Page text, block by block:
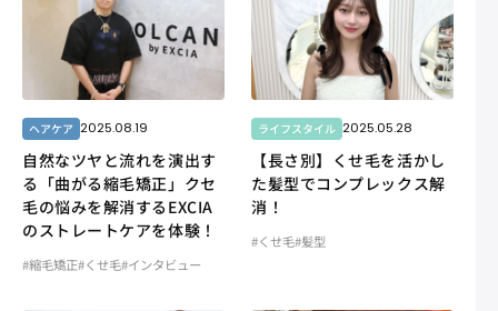
ヘアケア 2025.08.19
自然なツヤと流れを演出す
る「曲がる縮毛矯正」クセ
毛の悩みを解消するEXCIA
のストレートケアを体験！
#縮毛矯正#くせ毛#インタビュー
ライフスタイル 2025.05.28
【長さ別】くせ毛を活かし
た髪型でコンプレックス解
消！
#くせ毛#髪型